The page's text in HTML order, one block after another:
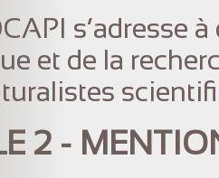
s’adresse
et de la
2 -